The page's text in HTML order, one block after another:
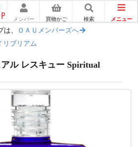
メンバー 買物かご 検索 メニュー
、
ＯＡＵメンバーズへ
リブリアム
ル レスキュー Spiritual